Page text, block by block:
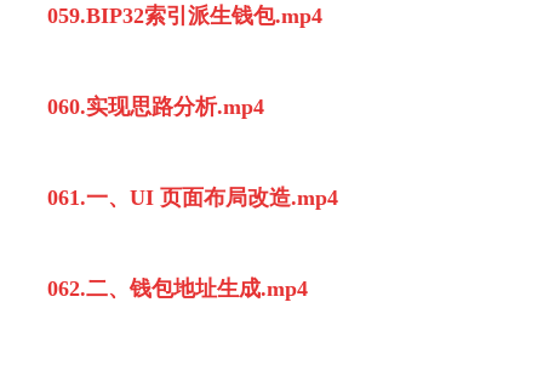
059.BIP32索引派生钱包.mp4
060.实现思路分析.mp4
061.一、UI 页面布局改造.mp4
062.二、钱包地址生成.mp4